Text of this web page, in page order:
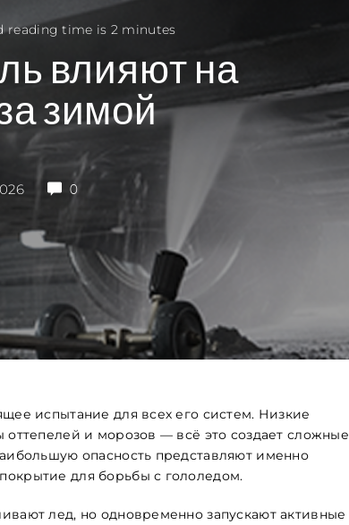
reading time is 2 minutes
влияют на
зимой
0
испытание для всех его систем. Низкие
и морозов — всё это создает сложные
опасность представляют именно
для борьбы с гололедом.
лед, но одновременно запускают активные